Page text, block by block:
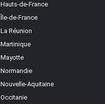
Hauts-de-France
Île-de-France
La Réunion
Martinique
Mayotte
Normandie
Nouvelle-Aquitaine
Occitanie